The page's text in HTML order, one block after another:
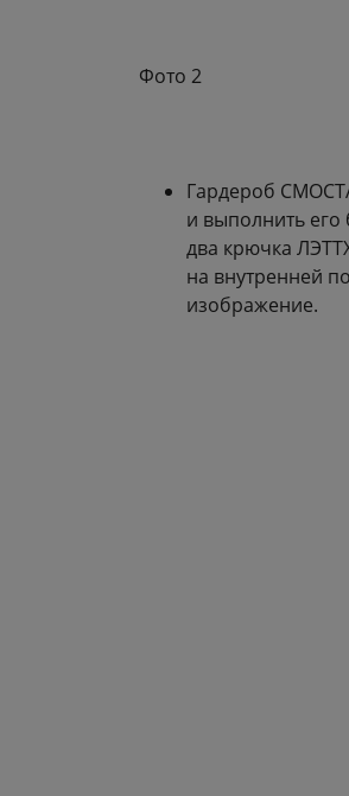
Фото 2
Гардероб
и выполнить его
два крючка
на внутренней
изображение.